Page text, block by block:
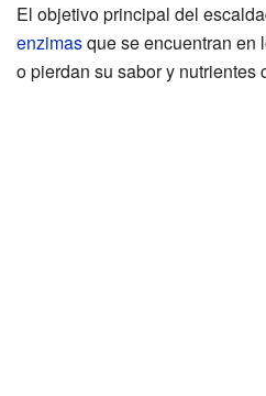
El objetivo principal del
enzimasque se encuentran en
o pierdan su sabor y nutrientes